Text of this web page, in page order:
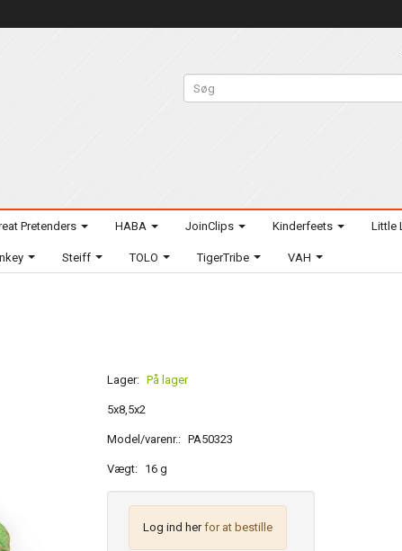
Pretenders HABA JoinClips Kinderfeets Little L
Steiff TOLO TigerTribe VAH
Lager: På lager
5x8,5x2
Model/varenr.: PA50323
Vægt: 16 g
Log ind herfor at bestille